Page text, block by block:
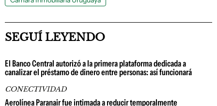
SEGUÍ LEYENDO
El Banco Central autorizó a la primera plataforma dedicada a
canalizar el préstamo de dinero entre personas: así funcionará
CONECTIVIDAD
Aerolínea Paranair fue intimada a reducir temporalmente